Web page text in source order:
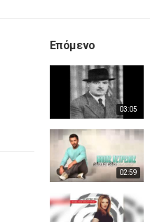
Επόμενο
03:05
02:59